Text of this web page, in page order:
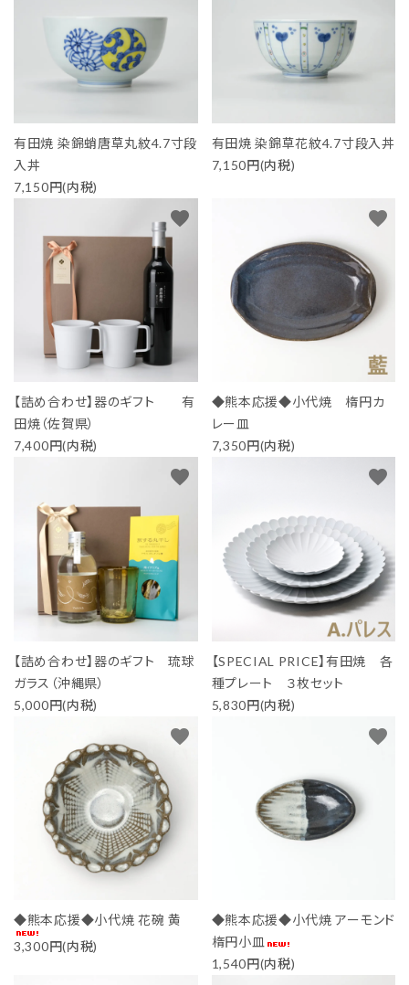
有田焼 染錦蛸唐草丸紋4.7寸段
入丼
7,150円(内税)
有田焼 染錦草花紋4.7寸段入丼
7,150円(内税)
【詰め合わせ】器のギフト 有
田焼（佐賀県）
7,400円(内税)
favorite
◆熊本応援◆小代焼 楕円カ
レー皿
7,350円(内税)
favorite
【詰め合わせ】器のギフト 琉球
ガラス（沖縄県）
5,000円(内税)
favorite
【SPECIAL PRICE】有田焼 各
種プレート ３枚セット
5,830円(内税)
favorite
◆熊本応援◆小代焼 花碗 黄
3,300円(内税)
favorite
◆熊本応援◆小代焼 アーモンド
楕円小皿
1,540円(内税)
favorite